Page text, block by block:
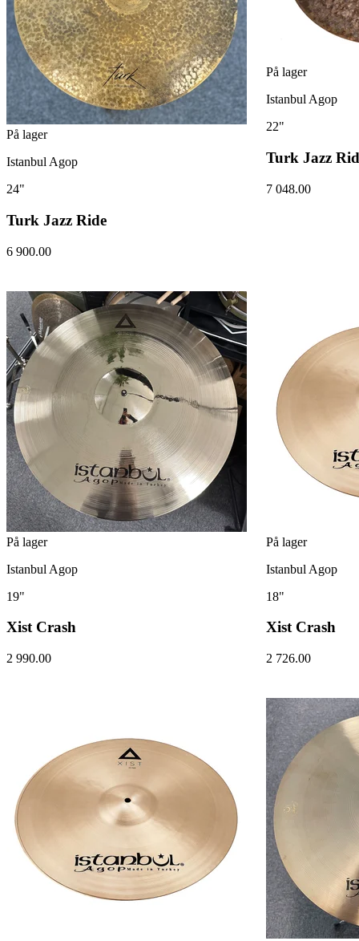
På lager
Istanbul Agop
24"
Turk Jazz Ride
6 900.00
På lager
Istanbul Agop
22"
Turk Jazz
7 048.00
På lager
Istanbul Agop
19"
Xist Crash
2 990.00
På lager
Istanbul Agop
18"
Xist Crash
2 726.00